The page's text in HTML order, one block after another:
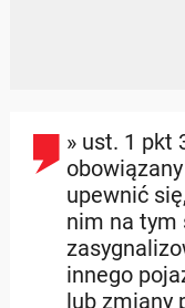
» ust. 1 pkt
upewnić
nim na tym
innego
lub zmiany